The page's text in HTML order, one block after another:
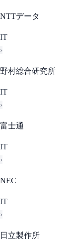
NTTデータ
IT
›
野村総合研究所
IT
›
富士通
IT
›
NEC
IT
›
日立製作所